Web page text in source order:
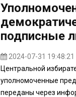
подписные
2024-07-31 19:48:21
Центральной
уполномоченные
переданы через